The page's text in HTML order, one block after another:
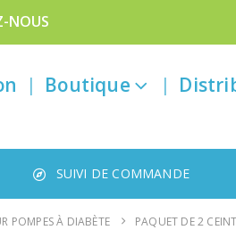
NOUS
Boutique
SUIVI DE COMMANDE
POMPES À DIABÈTE PAQUET DE 2